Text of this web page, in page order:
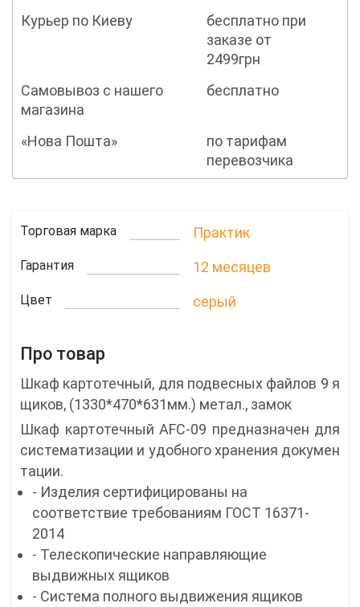
Курьер по Киеву
бесплатно при
заказе от
2499грн
Самовывоз с нашего
магазина
бесплатно
«Нова Пошта»
по тарифам
перевозчика
Торговая марка Практик
Гарантия 12 месяцев
Цвет серый
Про товар
Шкаф картотечный, для подвесных файлов 9 я
щиков, (1330*470*631мм.) метал., замок
Шкаф картотечный AFC-09 предназначен для
систематизации и удобного хранения докумен
тации.
- Изделия сертифицированы на
соответствие требованиям ГОСТ 16371-
2014
- Телескопические направляющие
выдвижных ящиков
- Система полного выдвижения ящиков